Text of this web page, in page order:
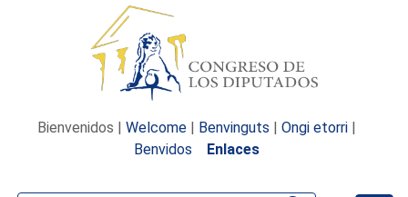
Bienvenidos | Welcome | Benvinguts | Ongi etorri |
Benvidos
Enlaces